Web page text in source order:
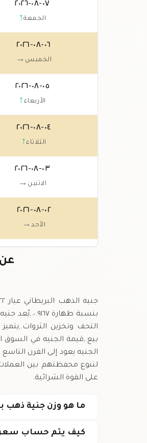
٠٧-٠٨-٢٠٢٦
الجمعة↑
٠٦-٠٨-٢٠٢٦
الخميس →
٠٥-٠٨-٢٠٢٦
الأربعاء ↑
٠٤-٠٨-٢٠٢٦
الثلاثاء↑
٠٣-٠٨-٢٠٢٦
الاثنين →
٠٢-٠٨-٢٠٢٦
الأحد→
عن
بنسبة
التحف وتخزين
بيع.,قيمة الجنيه في
لتنوع محفظتهم بين العملات
على القوة الشرائية.
ما هو وزن جنية ذهب
كيف يتم حساب سعر